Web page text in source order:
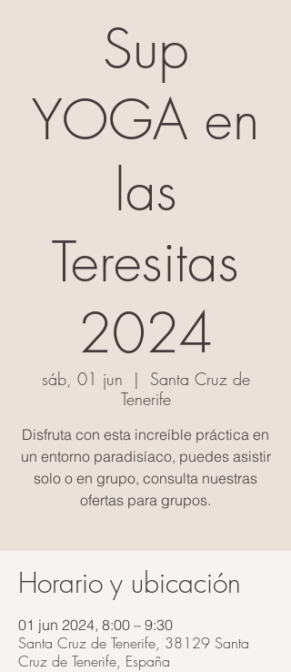
Sup
YOGA en
las
Teresitas
2024
sáb, 01 jun
  |
Santa Cruz de
Tenerife
Disfruta con esta increíble práctica en
un entorno paradisíaco, puedes asistir
solo o en grupo, consulta nuestras
ofertas para grupos.
Horario y ubicación
01 jun 2024, 8:00 – 9:30
Santa Cruz de Tenerife, 38129 Santa
Cruz de Tenerife, España